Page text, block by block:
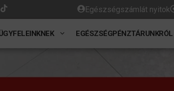
TikTok Egészségszámlát nyitok
EGÉSZSÉGPÉNZTÁRUNKRÓL